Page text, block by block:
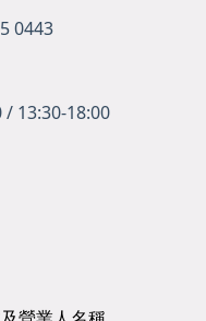
0443
/ 13:30-18:00